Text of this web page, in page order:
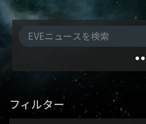
フィルター